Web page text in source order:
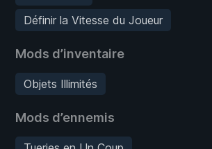
Définir la Vitesse du Joueur
Mods d’inventaire
Objets Illimités
Mods d’ennemis